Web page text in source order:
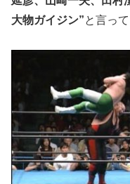
大物ガイジン”と言っ